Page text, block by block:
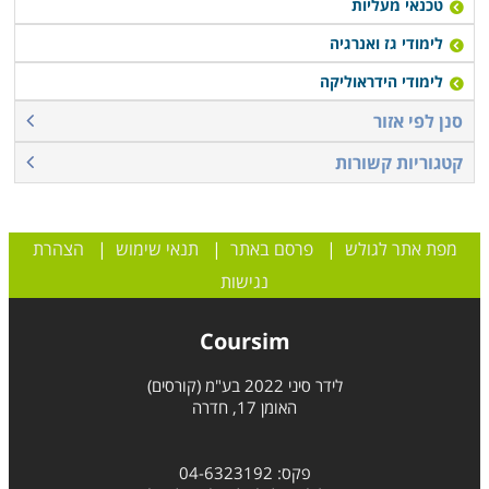
טכנאי מעליות
לימודי גז ואנרגיה
לימודי הידראוליקה
סנן לפי אזור
קטגוריות קשורות
מפת אתר לגולש |פרסם באתר | תנאי שימוש | הצהרת
נגישות
Coursim
לידר סיני 2022 בע"מ (קורסים)
האומן 17, חדרה
פקס: 04-6323192